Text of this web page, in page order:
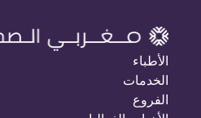
الأطباء
الخدمات
الفروع